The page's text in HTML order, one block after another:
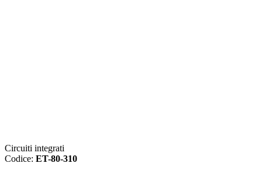
Circuiti integrati
Codice: ET-80-310